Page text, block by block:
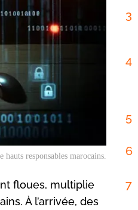
responsables marocains.
floues, multiplie
À l’arrivée, des
3
4
5
6
7